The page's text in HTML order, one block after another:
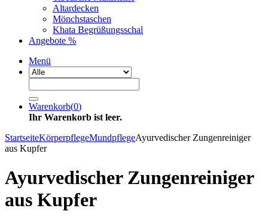
Altardecken
Mönchstaschen
Khata Begrüßungsschal
Angebote %
Menü
Warenkorb(0)
Ihr Warenkorb ist leer.
StartseiteKörperpflegeMundpflegeAyurvedischer Zungenreiniger
aus Kupfer
Ayurvedischer Zungenreiniger
aus Kupfer